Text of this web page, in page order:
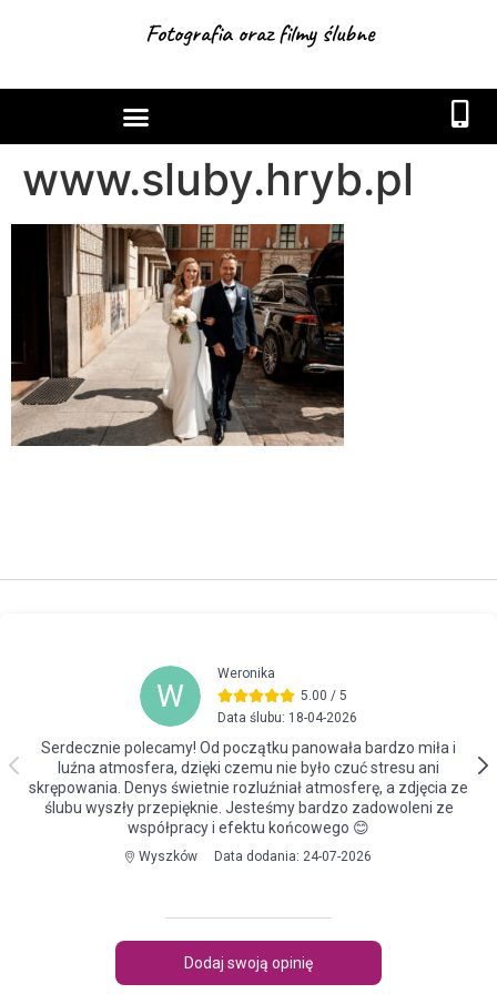
Fotografia oraz filmy ślubne
www.sluby.hryb.pl